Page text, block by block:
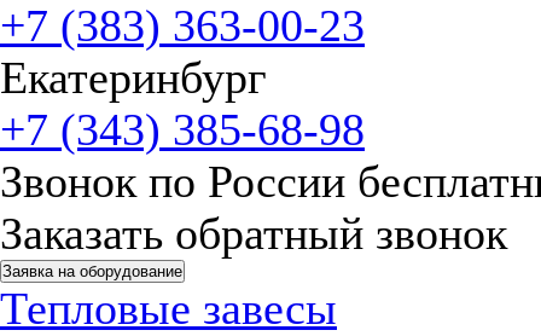
+7 (383) 363-00-23
Екатеринбург
+7 (343) 385-68-98
Звонок по России
Заказать обратный звонок
Заявка на оборудование
Тепловые завесы